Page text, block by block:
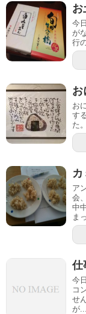
お
今
が
行
お
お
す
た
ア
会
中
ま
仕
今
コ
せ
が...